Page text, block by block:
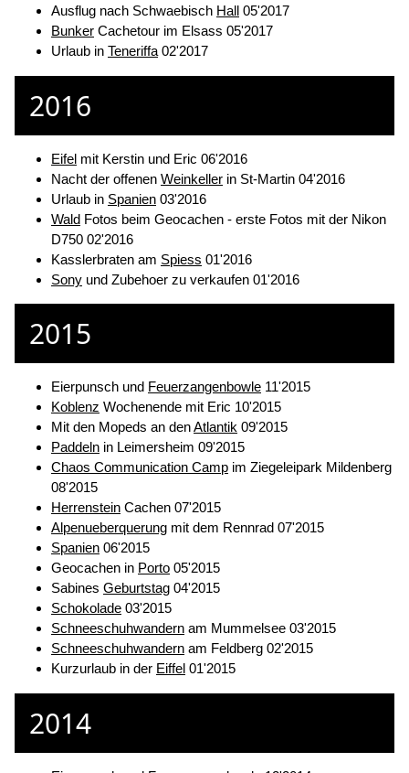
Ausflug nach Schwaebisch Hall 05'2017
Bunker Cachetour im Elsass 05'2017
Urlaub in Teneriffa 02'2017
2016
Eifel mit Kerstin und Eric 06'2016
Nacht der offenen Weinkeller in St-Martin 04'2016
Urlaub in Spanien 03'2016
Wald Fotos beim Geocachen - erste Fotos mit der Nikon
D750 02'2016
Kasslerbraten am Spiess 01'2016
Sony und Zubehoer zu verkaufen 01'2016
2015
Eierpunsch und Feuerzangenbowle 11'2015
Koblenz Wochenende mit Eric 10'2015
Mit den Mopeds an denAtlantik 09'2015
Paddeln in Leimersheim 09'2015
Chaos Communication Camp im Ziegeleipark Mildenberg
08'2015
Herrenstein Cachen 07'2015
Alpenueberquerung mit dem Rennrad 07'2015
Spanien 06'2015
Geocachen in Porto 05'2015
Sabines Geburtstag 04'2015
Schokolade 03'2015
Schneeschuhwandern am Mummelsee 03'2015
Schneeschuhwandern am Feldberg 02'2015
Kurzurlaub in der Eiffel 01'2015
2014